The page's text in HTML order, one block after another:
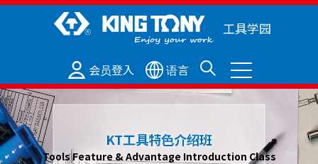
工具学园
会员登入 语言
KT工具特色介绍班
Tools Feature & Advantage Introduction Class